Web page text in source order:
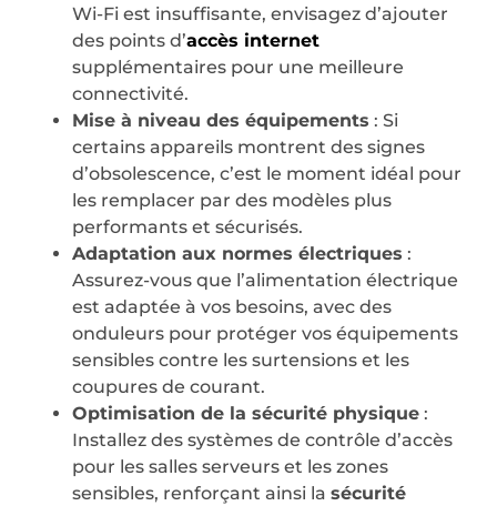
Wi-Fi est insuffisante, envisagez d’ajouter
des points d’accès internet
supplémentaires pour une meilleure
connectivité.
Mise à niveau des équipements : Si
certains appareils montrent des signes
d’obsolescence, c’est le moment idéal pour
les remplacer par des modèles plus
performants et sécurisés.
Adaptation aux normes électriques :
Assurez-vous que l’alimentation électrique
est adaptée à vos besoins, avec des
onduleurs pour protéger vos équipements
sensibles contre les surtensions et les
coupures de courant.
Optimisation de la sécurité physique :
Installez des systèmes de contrôle d’accès
pour les salles serveurs et les zones
sensibles, renforçant ainsi la sécurité